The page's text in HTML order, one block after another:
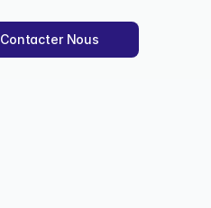
Contacter Nous